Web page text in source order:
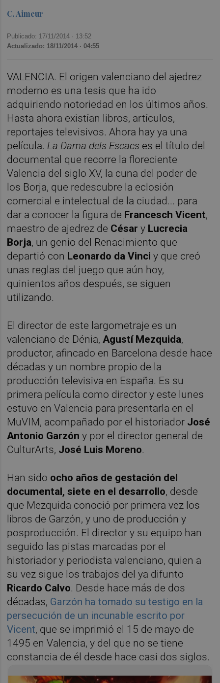
C. Aimeur
Publicado: 17/11/2014 · 13:52
Actualizado: 18/11/2014 · 04:55
VALENCIA. El origen valenciano del ajedrez
moderno es una tesis que ha ido
adquiriendo notoriedad en los últimos años.
Hasta ahora existían libros, artículos,
reportajes televisivos. Ahora hay ya una
película. La Dama dels Escacs es el título del
documental que recorre la floreciente
Valencia del siglo XV, la cuna del poder de
los Borja, que redescubre la eclosión
comercial e intelectual de la ciudad... para
dar a conocer la figura de Francesch Vicent,
maestro de ajedrez de Césary Lucrecia
Borja, un genio del Renacimiento que
departió con Leonardo da Vinci y que creó
unas reglas del juego que aún hoy,
quinientos años después, se siguen
utilizando.
El director de este largometraje es un
valenciano de Dénia, Agustí Mezquida,
productor, afincado en Barcelona desde hace
décadas y un nombre propio de la
producción televisiva en España. Es su
primera película como director y este lunes
estuvo en Valencia para presentarla en el
MuVIM, acompañado por el historiador José
Antonio Garzón y por el director general de
CulturArts, José Luis Moreno.
Han sido ocho años de gestación del
documental, siete en el desarrollo, desde
que Mezquida conoció por primera vez los
libros de Garzón, y uno de producción y
posproducción. El director y su equipo han
seguido las pistas marcadas por el
historiador y periodista valenciano, quien a
su vez sigue los trabajos del ya difunto
Ricardo Calvo. Desde hace más de dos
décadas, Garzón ha tomado su testigo en la
persecución de un incunable escrito por
Vicent, que se imprimió el 15 de mayo de
1495 en Valencia, y del que no se tiene
constancia de él desde hace casi dos siglos.